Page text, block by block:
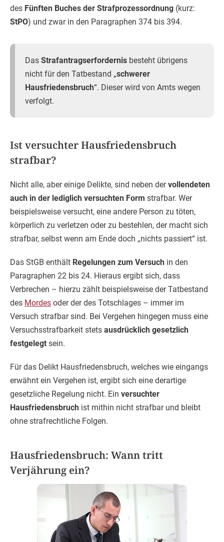
des Fünften Buches der Strafprozessordnung (kurz:
StPO) und zwar in den Paragraphen 374 bis 394.
Das Strafantragserfordernis besteht übrigens
nicht für den Tatbestand „schwerer
Hausfriedensbruch“. Dieser wird von Amts wegen
verfolgt.
Ist versuchter Hausfriedensbruch
strafbar?
Nicht alle, aber einige Delikte, sind neben dervollendeten
auch in der lediglich versuchten Form strafbar. Wer
beispielsweise versucht, eine andere Person zu töten,
körperlich zu verletzen oder zu bestehlen, der macht sich
strafbar, selbst wenn am Ende doch „nichts passiert“ ist.
Das StGB enthält Regelungen zum Versuch in den
Paragraphen 22 bis 24. Hieraus ergibt sich, dass
Verbrechen – hierzu zählt beispielsweise der Tatbestand
des Mordes oder der des Totschlages – immer im
Versuch strafbar sind. Bei Vergehen hingegen muss eine
Versuchsstrafbarkeit stets ausdrücklich gesetzlich
festgelegt sein.
Für das Delikt Hausfriedensbruch, welches wie eingangs
erwähnt ein Vergehen ist, ergibt sich eine derartige
gesetzliche Regelung nicht. Ein versuchter
Hausfriedensbruch ist mithin nicht strafbar und bleibt
ohne strafrechtliche Folgen.
Hausfriedensbruch: Wann tritt
Verjährung ein?